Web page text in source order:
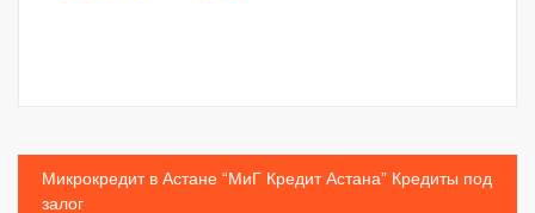
Post
Микрокредит в Астане “МиГ Кредит Астана” Кредиты под
залог